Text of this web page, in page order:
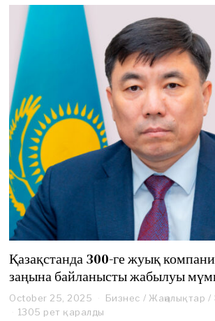
Қазақстанда 300-ге жуық
заңына байланысты жабылуы
October 25, 2025
c
Бизнес / Жаңалықтар /
1305 рет қаралды